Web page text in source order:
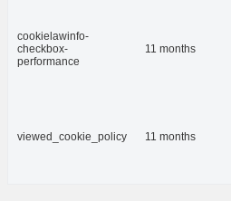
cookielawinfo-
checkbox-
performance
11 months
viewed_cookie_policy 11 months